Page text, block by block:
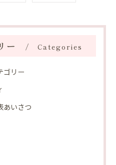
ー Categories
ゴリー
あいさつ